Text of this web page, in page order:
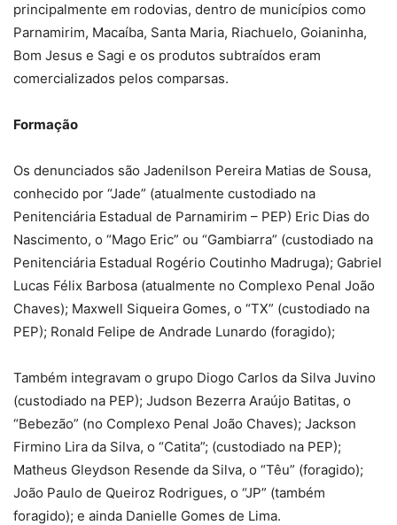
principalmente em rodovias, dentro de municípios como
Parnamirim, Macaíba, Santa Maria, Riachuelo, Goianinha,
Bom Jesus e Sagi e os produtos subtraídos eram
comercializados pelos comparsas.
Formação
Os denunciados são Jadenilson Pereira Matias de Sousa,
conhecido por “Jade” (atualmente custodiado na
Penitenciária Estadual de Parnamirim – PEP) Eric Dias do
Nascimento, o “Mago Eric” ou “Gambiarra” (custodiado na
Penitenciária Estadual Rogério Coutinho Madruga); Gabriel
Lucas Félix Barbosa (atualmente no Complexo Penal João
Chaves); Maxwell Siqueira Gomes, o “TX” (custodiado na
PEP); Ronald Felipe de Andrade Lunardo (foragido);
Também integravam o grupo Diogo Carlos da Silva Juvino
(custodiado na PEP); Judson Bezerra Araújo Batitas, o
“Bebezão” (no Complexo Penal João Chaves); Jackson
Firmino Lira da Silva, o “Catita”; (custodiado na PEP);
Matheus Gleydson Resende da Silva, o “Têu” (foragido);
João Paulo de Queiroz Rodrigues, o “JP” (também
foragido); e ainda Danielle Gomes de Lima.